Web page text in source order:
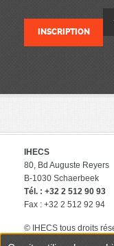
IHECS
80, Bd Auguste Reyers
B-1030 Schaerbeek
Tél. : +32 2 512 90 93
Fax : +32 2 512 92 94
© IHECS tous droits